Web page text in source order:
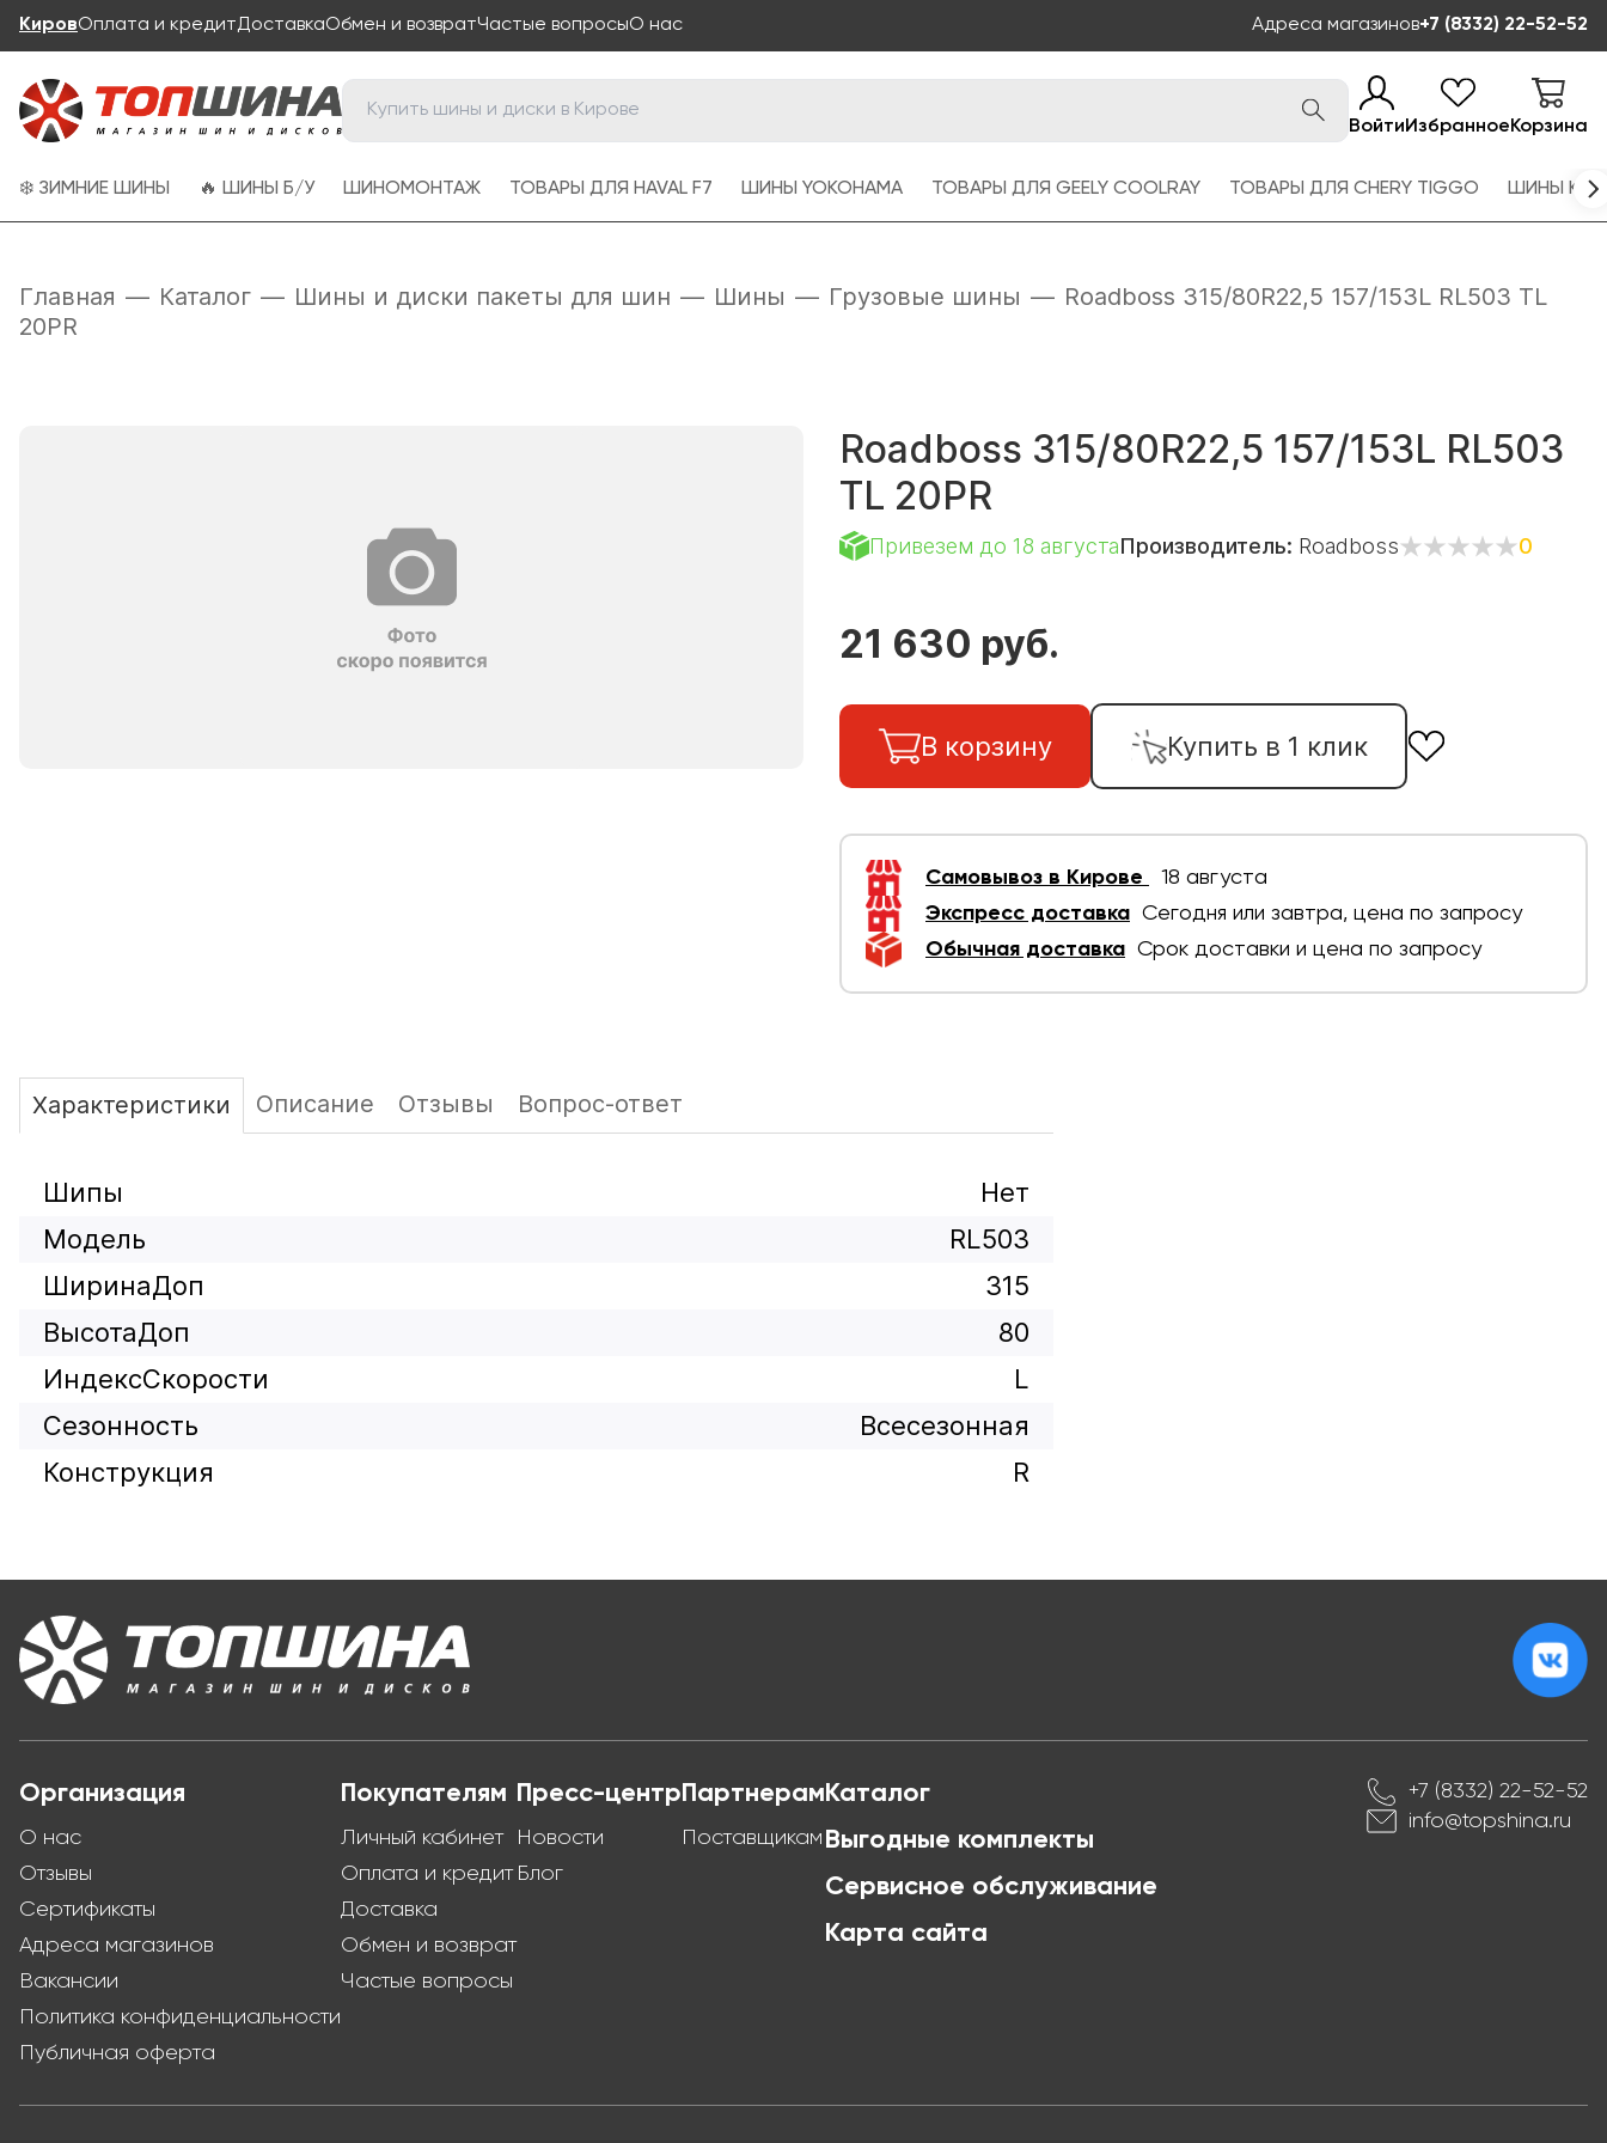
КировОплата и кредитДоставкаОбмен и возвратЧастые вопросыО нас Адреса магазинов+7 (8332) 22-52-52
ВойтиИзбранноеКорзина
❄️ ЗИМНИЕ ШИНЫ 🔥 ШИНЫ Б/У ШИНОМОНТАЖ ТОВАРЫ ДЛЯ HAVAL F7 ШИНЫ YOKOHAMA ТОВАРЫ ДЛЯ GEELY COOLRAY ТОВАРЫ ДЛЯ CHERY TIGGO ШИНЫ
Главная — Каталог — Шины и диски пакеты для шин — Шины — Грузовые шины — Roadboss 315/80R22,5 157/153L RL503 TL
20PR
Roadboss 315/80R22,5 157/153L RL503
TL 20PR
Привезем до 18 августаПроизводитель: Roadboss 0
21 630 руб.
В корзину Купить в 1 клик
Самовывоз в Кирове
18 августа
Экспресс доставка Сегодня или завтра, цена по запросу
Обычная доставка Срок доставки и цена по запросу
Характеристики Описание Отзывы Вопрос-ответ
Шипы
Нет
Модель
RL503
ШиринаДоп
315
ВысотаДоп
80
ИндексСкорости
L
Сезонность
Всесезонная
Конструкция
R
Организация
О нас
Отзывы
Сертификаты
Адреса магазинов
Вакансии
Политика конфиденциальности
Публичная оферта
Покупателям
Личный кабинет
Оплата и кредит
Доставка
Обмен и возврат
Частые вопросы
Пресс-центр
Новости
Блог
Партнерам
Поставщикам
Каталог
Выгодные комплекты
Сервисное обслуживание
Карта сайта
+7 (8332) 22-52-52
info@topshina.ru